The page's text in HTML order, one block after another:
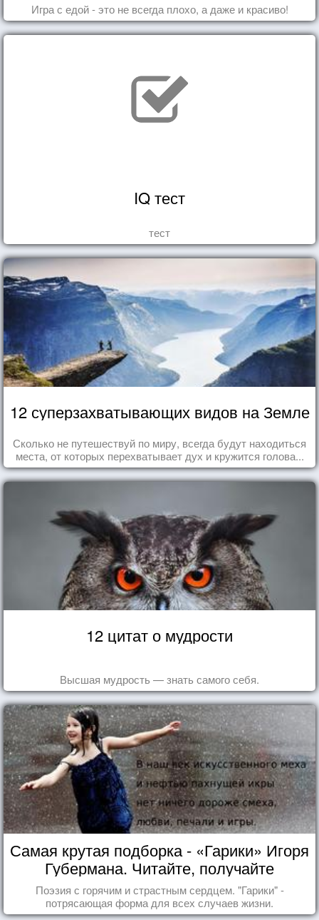
Игра с едой - это не всегда плохо, а даже и красиво!
IQ тест
тест
12 суперзахватывающих видов на Земле
Сколько не путешествуй по миру, всегда будут находиться
места, от которых перехватывает дух и кружится голова...
12 цитат о мудрости
Высшая мудрость — знать самого себя.
Самая крутая подборка - «Гарики» Игоря
Губермана. Читайте, получайте
удовольствие!
Поэзия с горячим и страстным сердцем. "Гарики" -
потрясающая форма для всех случаев жизни.